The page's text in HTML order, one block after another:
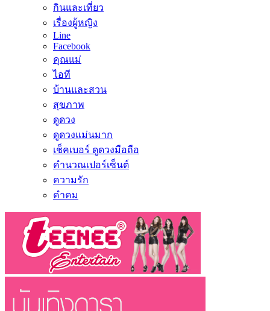
กินและเที่ยว
เรื่องผู้หญิง
Line
Facebook
คุณแม่
ไอที
บ้านและสวน
สุขภาพ
ดูดวง
ดูดวงแม่นมาก
เช็คเบอร์ ดูดวงมือถือ
คำนวณเปอร์เซ็นต์
ความรัก
คำคม